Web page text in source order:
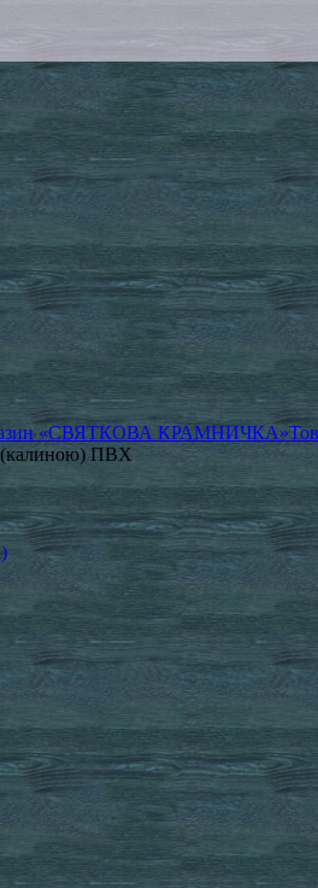
«СВЯТКОВА КРАМНИЧКА»
(калиною) ПВХ